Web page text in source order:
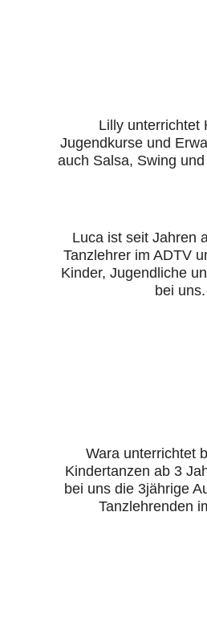
Lilly unterrichtet
Jugendkurse und
auch Salsa, Swing
Luca ist seit Jahren
Tanzlehrer im ADTV
Kinder, Jugendliche
bei uns.
Wara unterrichtet
Kindertanzen ab 3
bei uns die 3jährige
Tanzlehrenden